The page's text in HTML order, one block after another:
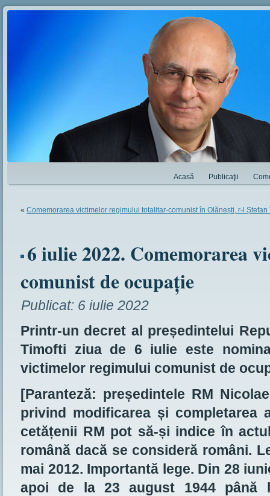
Acasă Publicaţii
« Comemorarea victimelor regimului totalitar-comunist în Olănești, r-l
6 iulie 2022. Comemorarea
comunist de ocupație
Publicat: 6 iulie 2022
Printr-un decret al președintelui
Timofti ziua de 6 iulie este
victimelor regimului comunist de
[Paranteză: președintele RM
privind modificarea și completarea
cetățenii RM pot să-și indice în
română dacă se consideră români.
mai 2012. Importantă lege. Din 28
apoi de la 23 august 1944 până